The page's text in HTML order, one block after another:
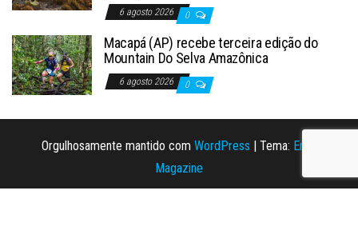
6 agosto 2026 0
Macapá (AP) recebe terceira edição do
Mountain Do Selva Amazônica
6 agosto 2026 0
Orgulhosamente mantido com WordPress Tema: Envo
Magazine